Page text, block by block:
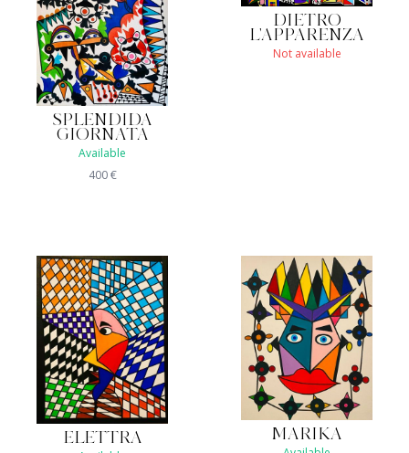
SPLENDIDA
GIORNATA
Available
400€
DIETRO
L'APPARENZA
Not available
ELETTRA MARIKA